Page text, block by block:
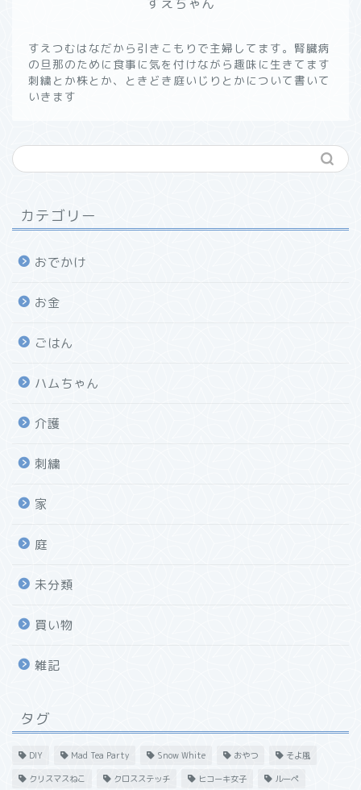
すえつむはなだから引きこもりで主婦してます。腎臓病
の旦那のために食事に気を付けながら趣味に生きてます
刺繍とか株とか、ときどき庭いじりとかについて書いて
いきます
カテゴリー
おでかけ
お金
ごはん
ハムちゃん
介護
刺繍
家
庭
未分類
買い物
雑記
タグ
DIY Mad Tea Party Snow White おやつ そよ風
クリスマスねこ クロスステッチ ヒコーキ女子 ルーペ